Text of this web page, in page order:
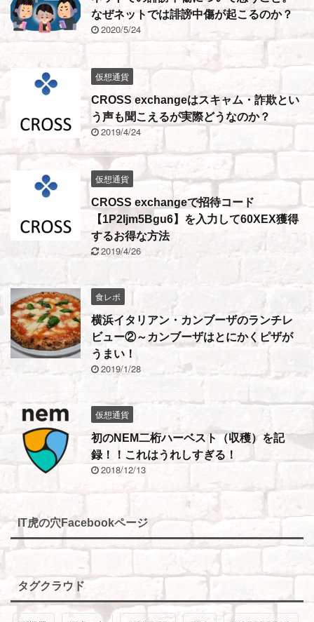
なぜネットでは誹謗中傷が起こるのか？
2020/5/24
仮想通貨
CROSS exchangeはスキャム・詐欺とい
う声も聞こえるが実際どうなのか？
2019/4/24
仮想通貨
CROSS exchangeで招待コード
【1P2ljm5Bgu6】を入力して60XEX獲得
するお得な方法
2019/4/26
食レポ
横浜イタリアン・カンブーザのランチレ
ビュー②～カンブーザはとにかくピザが
うまい！
2019/1/28
仮想通貨
初のNEM二桁ハーベスト（収穫）を記
録！！これはうれしすぎる！
2018/12/13
IT虎の穴Facebookページ
タグクラウド